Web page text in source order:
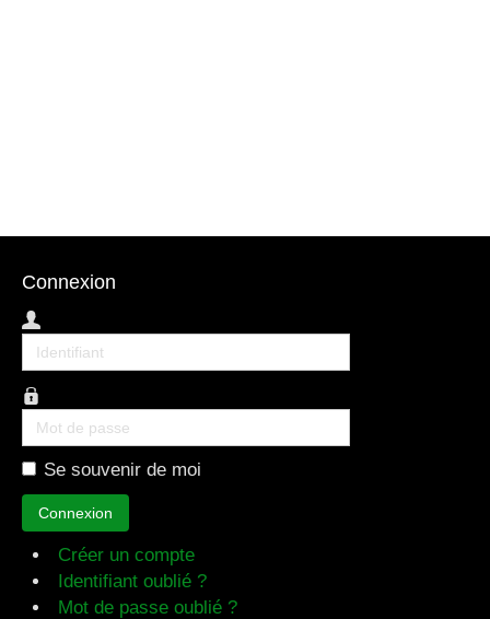
Connexion
Identifiant
Mot
de
passeSe souvenir de moi
Connexion
Créer un compte
Identifiant oublié ?
Mot de passe oublié ?